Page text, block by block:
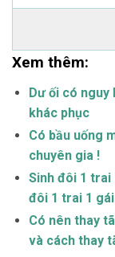
Xem thêm:
Dư ối có nguy
khác phục
Có bầu uống
chuyên gia !
Sinh đôi 1 trai
đôi 1 trai 1
Có nên thay
và cách thay